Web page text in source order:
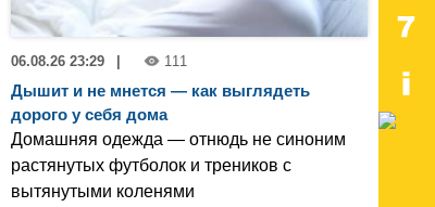
06.08.26 23:29 111
Дышит и не мнется — как выглядеть
дорого у себя дома
Домашняя одежда — отнюдь не синоним
растянутых футболок и треников с
вытянутыми коленями